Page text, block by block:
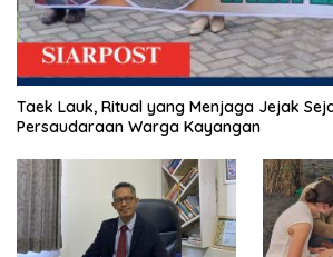
Taek Lauk, Ritual yang Menjaga Jejak
Persaudaraan Warga Kayangan